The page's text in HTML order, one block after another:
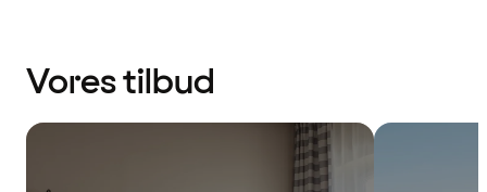
Vores tilbud